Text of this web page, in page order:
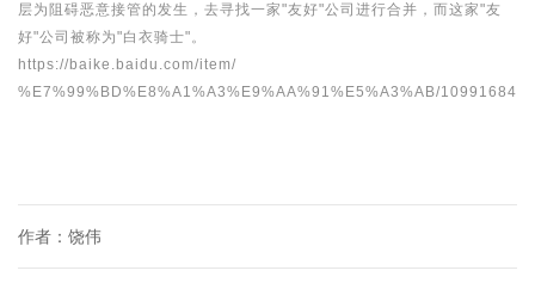
层为阻碍恶意接管的发生，去寻找一家"友好"公司进行合并，而这家"友
好"公司被称为"白衣骑士"。
https://baike.baidu.com/item/
%E7%99%BD%E8%A1%A3%E9%AA%91%E5%A3%AB/10991684
作者：饶伟